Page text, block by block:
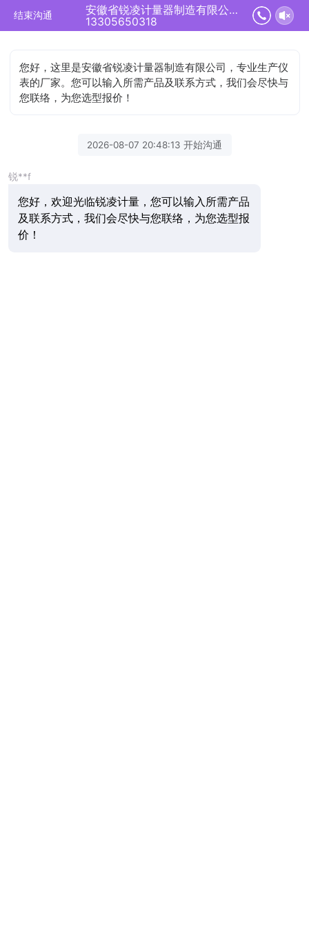
结束沟通
安徽省锐凌计量器制造有限公司正在为您服务
13305650318
您好，这里是安徽省锐凌计量器制造有限公司，专业生产仪
表的厂家。您可以输入所需产品及联系方式，我们会尽快与
您联络，为您选型报价！
2026-08-07 20:48:13 开始沟通
锐**f
您好，欢迎光临锐凌计量，您可以输入所需产品
及联系方式，我们会尽快与您联络，为您选型报
价！